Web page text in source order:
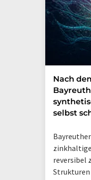
Nach
selbst
reversibel